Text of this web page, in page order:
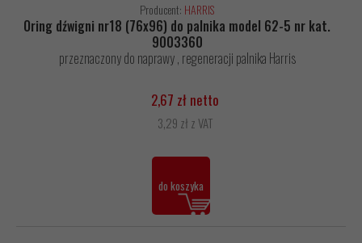
Producent: HARRIS
Oring dźwigni nr18 (76x96) do palnika model 62-5 nr kat.
9003360
przeznaczony do naprawy , regeneracji palnika Harris
2,67 zł netto
3,29 zł z VAT
do koszyka